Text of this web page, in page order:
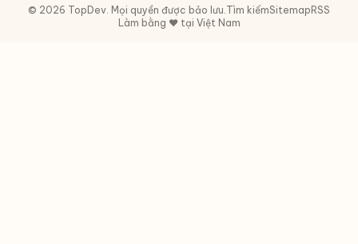
© 2026 TopDev. Mọi quyền được bảo lưu.Tìm kiếmSitemap RSS
Làm bằng ❤️ tại Việt Nam